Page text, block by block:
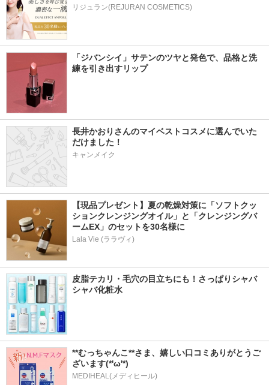
リジュラン(REJURAN COSMETICS)
「ジバンシイ」サテンのツヤと発色で、品格と洗
練を引き出すリップ
長井かおりさんのマイベストコスメに選んでいた
だけました！
キャンメイク
【現品プレゼント】夏の乾燥対策に「ソフトクッ
ションクレンジングオイル」と「クレンジングバ
ームEX」のセットを30名様に
Lala Vie (ララヴィ)
皮脂テカリ・毛穴の目立ちにも！さっぱりシャバ
シャバ化粧水
**むっちゃんこ**さま、嬉しい口コミありがとうご
ざいます(*'ω'*)
MEDIHEAL(メディヒール)